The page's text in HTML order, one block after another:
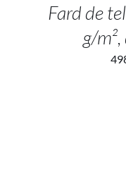
Fard de
g/